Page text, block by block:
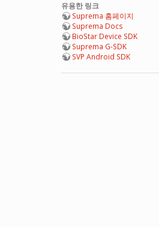
유용한 링크
Suprema 홈페이지
Suprema Docs
BioStar Device SDK
Suprema G-SDK
SVP Android SDK